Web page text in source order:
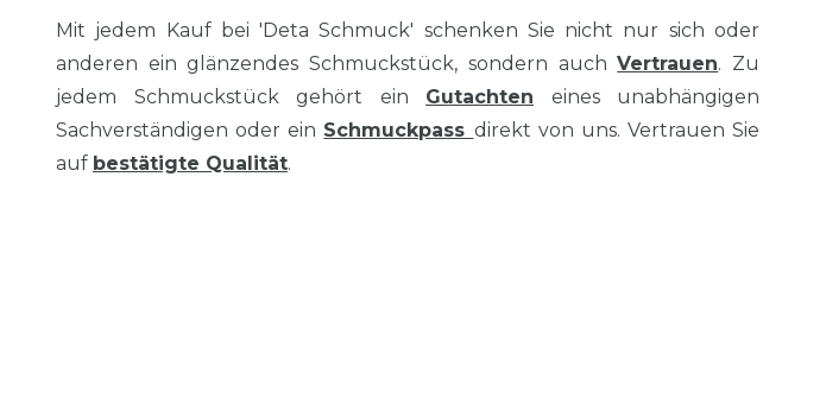
Mit jedem Kauf bei 'Deta Schmuck' schenken Sie nicht nur sich oder
anderen ein glänzendes Schmuckstück, sondern auchVertrauen. Zu
jedem Schmuckstück gehört ein Gutachten eines unabhängigen
Sachverständigen oder ein Schmuckpass direkt von uns. Vertrauen Sie
auf bestätigte Qualität.